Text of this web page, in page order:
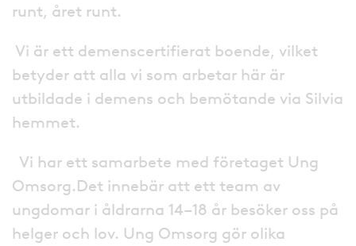
runt, året runt.
Vi är ett demenscertifierat boende, vilket
betyder att alla vi som arbetar här är
utbildade i demens och bemötande via Silvia
hemmet.
Vi har ett samarbete med företaget Ung
Omsorg.Det innebär att ett team av
ungdomar i åldrarna 14–18 år besöker oss på
helger och lov. Ung Omsorg gör olika